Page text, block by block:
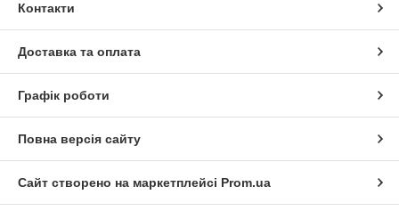
Контакти
Доставка та оплата
Графік роботи
Повна версія сайту
Сайт створено на маркетплейсі Prom.ua